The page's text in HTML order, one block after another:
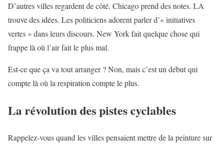
D’autres villes regardent de côté. Chicago prend des notes. LA
trouve des idées. Les politiciens adorent parler d’« initiatives
vertes » dans leurs discours. New York fait quelque chose qui
frappe là où l’air fait le plus mal.
Est-ce que ça va tout arranger ? Non, mais c’est un début qui
compte là où la respiration compte le plus.
La révolution des pistes cyclables
Rappelez-vous quand les villes pensaient mettre de la peinture sur